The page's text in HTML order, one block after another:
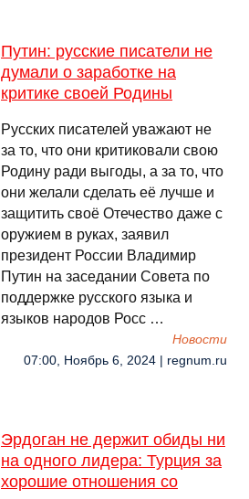
Путин: русские писатели не
думали о заработке на
критике своей Родины
Русских писателей уважают не
за то, что они критиковали свою
Родину ради выгоды, а за то, что
они желали сделать её лучше и
защитить своё Отечество даже с
оружием в руках, заявил
президент России Владимир
Путин на заседании Совета по
поддержке русского языка и
языков народов Росс …
Новости
07:00, Ноябрь 6, 2024 | regnum.ru
Эрдоган не держит обиды ни
на одного лидера: Турция за
хорошие отношения со